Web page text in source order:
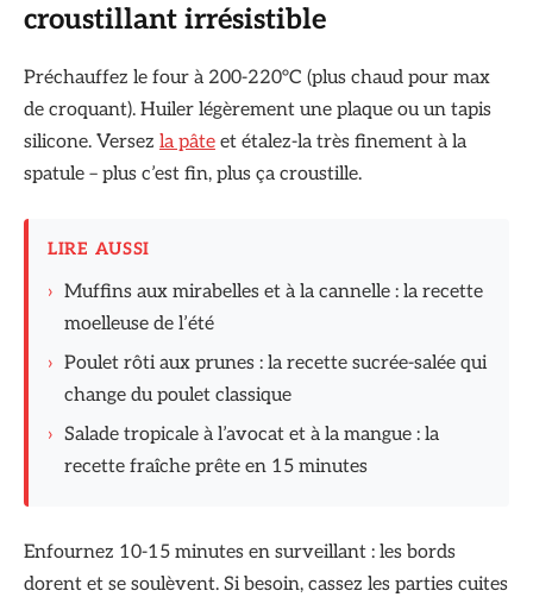
croustillant irrésistible
Préchauffez le four à 200-220°C (plus chaud pour max
de croquant). Huiler légèrement une plaque ou un tapis
silicone. Versez la pâte et étalez-la très finement à la
spatule – plus c’est fin, plus ça croustille.
LIRE AUSSI
› Muffins aux mirabelles et à la cannelle : la recette
moelleuse de l’été
› Poulet rôti aux prunes : la recette sucrée-salée qui
change du poulet classique
› Salade tropicale à l’avocat et à la mangue : la
recette fraîche prête en 15 minutes
Enfournez 10-15 minutes en surveillant : les bords
dorent et se soulèvent. Si besoin, cassez les parties cuites